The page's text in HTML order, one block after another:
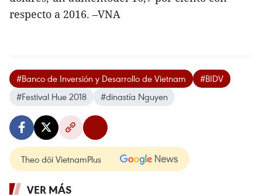
respecto a 2016. –VNA
#Banco de Inversión y Desarrollo de Vietnam
#BIDV
#Festival Hue 2018
#dinastía Nguyen
Theo dõi VietnamPlus
VER MÁS